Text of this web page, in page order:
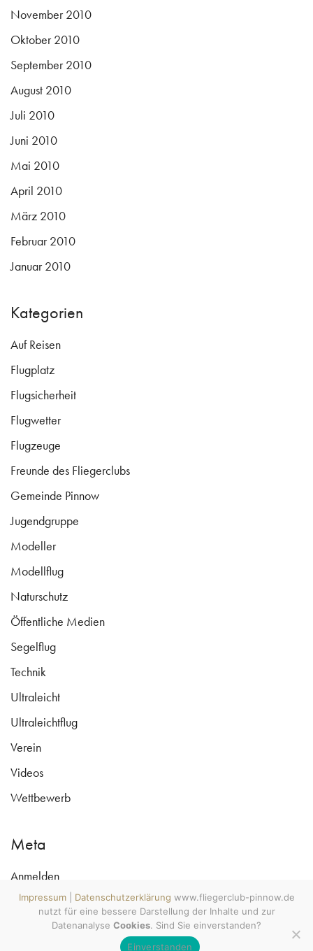
November 2010
Oktober 2010
September 2010
August 2010
Juli 2010
Juni 2010
Mai 2010
April 2010
März 2010
Februar 2010
Januar 2010
Kategorien
Auf Reisen
Flugplatz
Flugsicherheit
Flugwetter
Flugzeuge
Freunde des Fliegerclubs
Gemeinde Pinnow
Jugendgruppe
Modeller
Modellflug
Naturschutz
Öffentliche Medien
Segelflug
Technik
Ultraleicht
Ultraleichtflug
Verein
Videos
Wettbewerb
Meta
Anmelden
Eintrags-Feed
Kommentar-Feed
Copyright 2009 - 2026
All rights reserved. Wecke den
Luftsportler in Dir! MV tut gut.
#mvtutgut #soobock
Impressum| Datenschutzerklärung www.fliegerclub-pinnow.de
nutzt für eine bessere Darstellung der Inhalte und zur
Datenanalyse Cookies. Sind Sie einverstanden?
Einverstanden